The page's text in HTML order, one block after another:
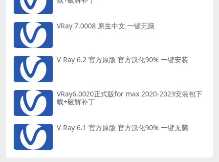
VRay 7.0008 原生中文 一键无脑
V-Ray 6.2 官方原版 官方汉化90% 一键安装
VRay6.0020正式版for max 2020-2023安装包下
载+破解补丁
V-Ray 6.1 官方原版 官方汉化90% 一键无脑